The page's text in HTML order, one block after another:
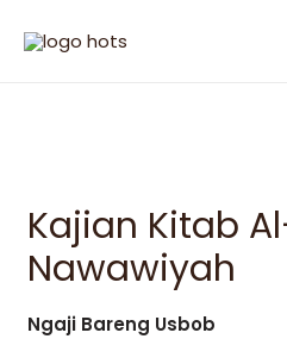
Kajian Kitab
Nawawiyah
Ngaji Bareng Usbob